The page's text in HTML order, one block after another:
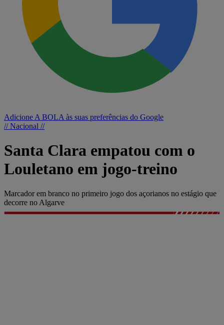
Adicione A BOLA às suas preferências do Google
// Nacional //
Santa Clara empatou com o
Louletano em jogo-treino
Marcador em branco no primeiro jogo dos açorianos no estágio que
decorre no Algarve